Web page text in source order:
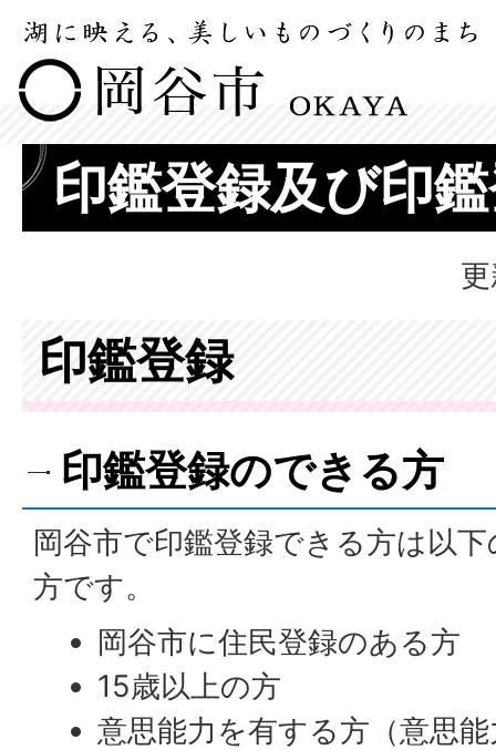
印鑑登録及び印
印鑑登録
印鑑登録のできる方
岡谷市で印鑑登録できる方は以
方です。
岡谷市に住民登録のある方
15歳以上の方
意思能力を有する方（意思